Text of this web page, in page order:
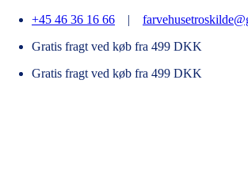
Fortsæt
indhold
+45 46 36 16 66 |
Gratis fragt ved køb fra 499 DKK
Gratis fragt ved køb fra 499 DKK